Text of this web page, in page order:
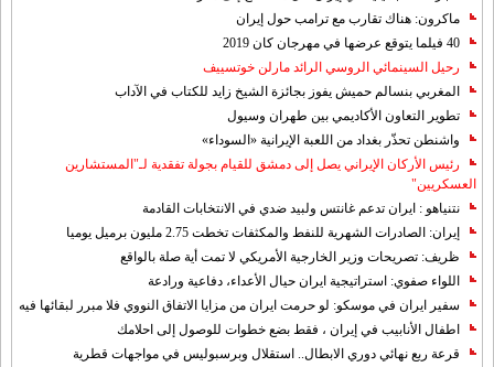
ماكرون: هناك تقارب مع ترامب حول إيران
40 فيلما يتوقع عرضها في مهرجان كان 2019
رحيل السينمائي الروسي الرائد مارلن خوتسييف
المغربي بنسالم حميش يفوز بجائزة الشيخ زايد للكتاب في الآداب
تطوير التعاون الأكاديمي بين طهران وسيول
واشنطن تحذّر بغداد من اللعبة الإيرانية «السوداء»
رئيس الأركان الإيراني يصل إلى دمشق للقيام بجولة تفقدية لـ"المستشارين
العسكريين"
نتنياهو : ايران تدعم غانتس ولبيد ضدي في الانتخابات القادمة
إيران: الصادرات الشهریة للنفط والمكثفات تخطت 2.75 مليون برميل يوميا
ظريف: تصريحات وزير الخارجية الأمريكي لا تمت أية صلة بالواقع
اللواء صفوي: استراتيجية ايران حيال الأعداء، دفاعية ورادعة
سفير ايران في موسكو: لو حرمت ايران من مزايا الاتفاق النووي فلا مبرر لبقائها فيه
اطفال الأنابيب في إيران ، فقط بضع خطوات للوصول إلى احلامك
قرعة ربع نهائي دوري الابطال.. استقلال وبرسبوليس في مواجهات قطرية